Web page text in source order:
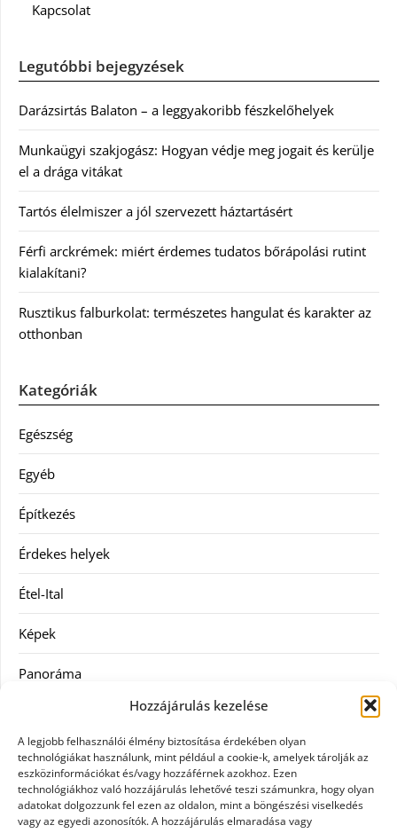
Hozzájárulás kezelése
A legjobb felhasználói élmény biztosítása érdekében olyan
technológiákat használunk, mint például a cookie-k, amelyek tárolják az
eszközinformációkat és/vagy hozzáférnek azokhoz. Ezen
technológiákhoz való hozzájárulás lehetővé teszi számunkra, hogy olyan
adatokat dolgozzunk fel ezen az oldalon, mint a böngészési viselkedés
vagy az egyedi azonosítók. A hozzájárulás elmaradása vagy
Kapcsolat
Legutóbbi bejegyzések
Darázsirtás Balaton – a leggyakoribb fészkelőhelyek
Munkaügyi szakjogász: Hogyan védje meg jogait és kerülje
el a drága vitákat
Tartós élelmiszer a jól szervezett háztartásért
Férfi arckrémek: miért érdemes tudatos bőrápolási rutint
kialakítani?
Rusztikus falburkolat: természetes hangulat és karakter az
otthonban
Kategóriák
Egészség
Egyéb
Építkezés
Érdekes helyek
Étel-Ital
Képek
Panoráma
Szolgáltatás
Vásárlás